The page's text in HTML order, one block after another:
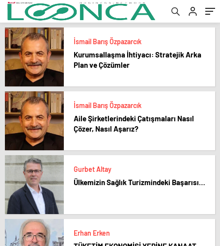
İsmail Barış Özpazarcık
Kurumsallaşma İhtiyacı: Stratejik Arka
Plan ve Çözümler
İsmail Barış Özpazarcık
Aile Şirketlerindeki Çatışmaları Nasıl
Çözer, Nasıl Aşarız?
Gurbet Altay
Ülkemizin Sağlık Turizmindeki Başarısı…
Erhan Erken